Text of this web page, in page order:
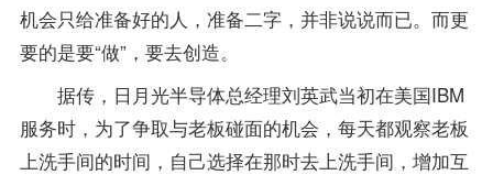
机会只给准备好的人，准备二字，并非说说而已。而更
要的是要“做”，要去创造。
据传，日月光半导体总经理刘英武当初在美国IBM
服务时，为了争取与老板碰面的机会，每天都观察老板
上洗手间的时间，自己选择在那时去上洗手间，增加互